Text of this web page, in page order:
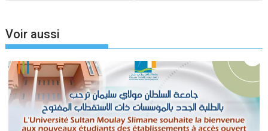
Voir aussi